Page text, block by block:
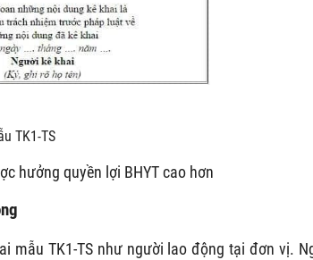
TK1-TS
hưởng quyền lợi BHYT cao hơn
mẫu TK1-TS như người lao động tại đơn vị.